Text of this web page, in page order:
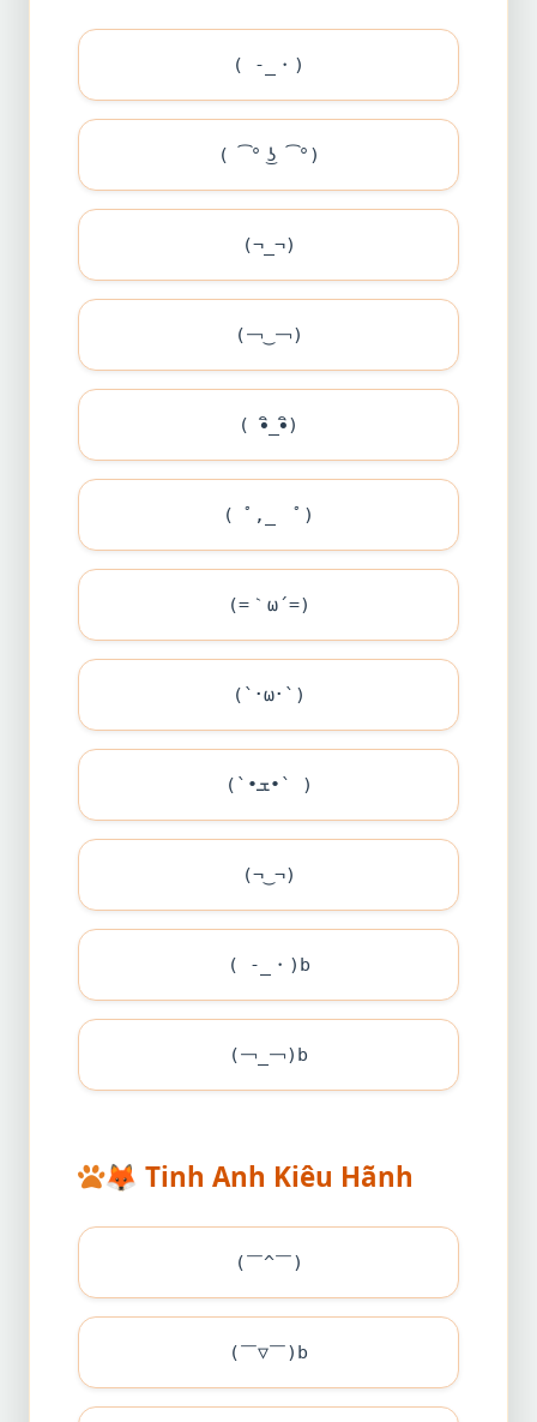
( -_・)
( ͡° ͜ʖ ͡°)
(¬_¬)
(￢‿￢)
( •ิ_•ิ)
( ﾟ,_ゝﾟ)
(=｀ω´=)
(`･ω･`)
(`•ܫ•` )
(¬‿¬)
( -_・)b
(￢_￢)b
🦊 Tinh Anh Kiêu Hãnh
(￣^￣)
(￣▽￣)b